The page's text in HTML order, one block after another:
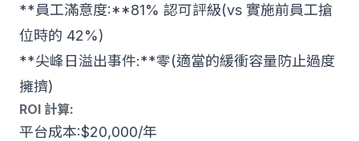
**員工滿意度:**81% 認可評級(vs 實施前員工搶
位時的 42%)
**尖峰日溢出事件:**零(適當的緩衝容量防止過度
擁擠)
ROI 計算:
平台成本:$20,000/年